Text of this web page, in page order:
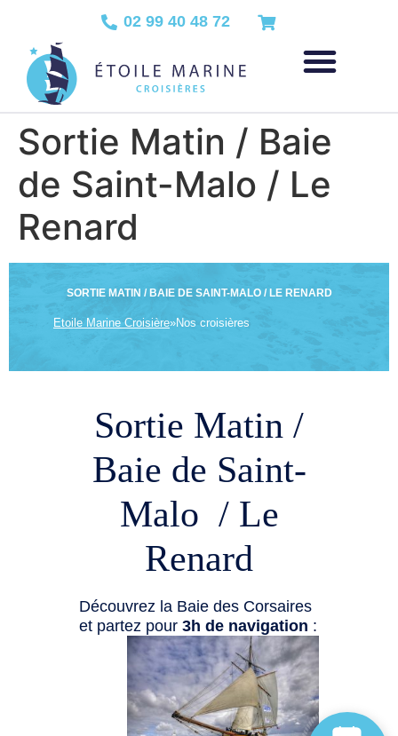
02 99 40 48 72
Sortie Matin / Baie
de Saint-Malo / Le
Renard
SORTIE MATIN / BAIE DE SAINT-MALO / LE RENARD
Etoile Marine Croisière»Nos croisières
Sortie Matin /
Baie de Saint-
Malo / Le
Renard
Découvrez la Baie des Corsaires
et partez pour3h de navigation :